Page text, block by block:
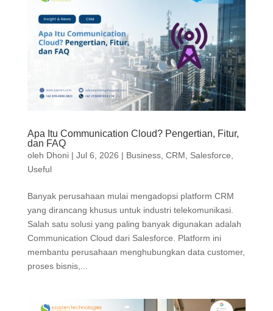
Apa Itu Communication Cloud? Pengertian, Fitur,
dan FAQ
oleh Dhoni| Jul 6, 2026 | Business, CRM Salesforce
Useful
Banyak perusahaan mulai mengadopsi platform CRM
yang dirancang khusus untuk industri telekomunikasi.
Salah satu solusi yang paling banyak digunakan adalah
Communication Cloud dari Salesforce. Platform ini
membantu perusahaan menghubungkan data customer,
proses bisnis,...